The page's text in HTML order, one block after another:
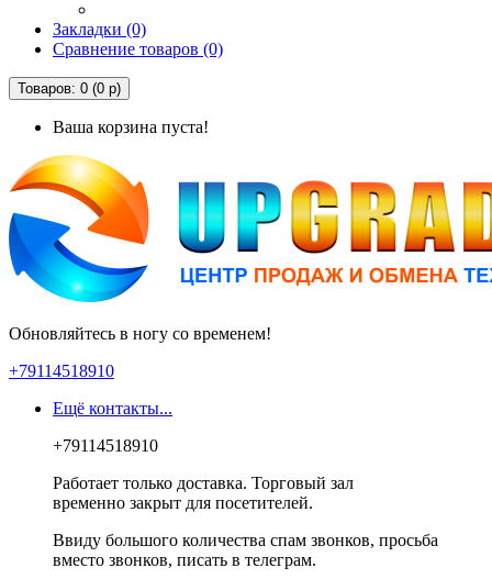
Закладки (0)
Сравнение товаров (0)
Товаров: 0 (0 р)
Ваша корзина пуста!
Обновляйтесь в ногу со временем!
+79114518910
Ещё контакты...
+79114518910
Работает только доставка. Торговый зал
временно закрыт для посетителей.
Ввиду большого количества спам звонков, просьба
вместо звонков, писать в телеграм.